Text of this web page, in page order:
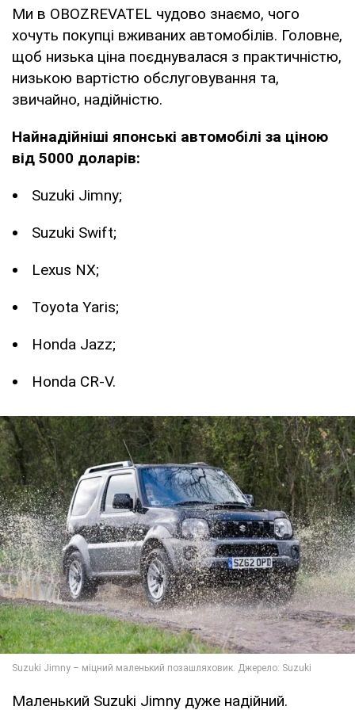
Ми в OBOZREVATEL чудово знаємо, чого
хочуть покупці вживаних автомобілів. Головне,
щоб низька ціна поєднувалася з практичністю,
низькою вартістю обслуговування та,
звичайно, надійністю.
Найнадійніші японські автомобілі за ціною
від 5000 доларів:
Suzuki Jimny;
Suzuki Swift;
Lexus NX;
Toyota Yaris;
Honda Jazz;
Honda CR-V.
Маленький Suzuki Jimny дуже надійний.